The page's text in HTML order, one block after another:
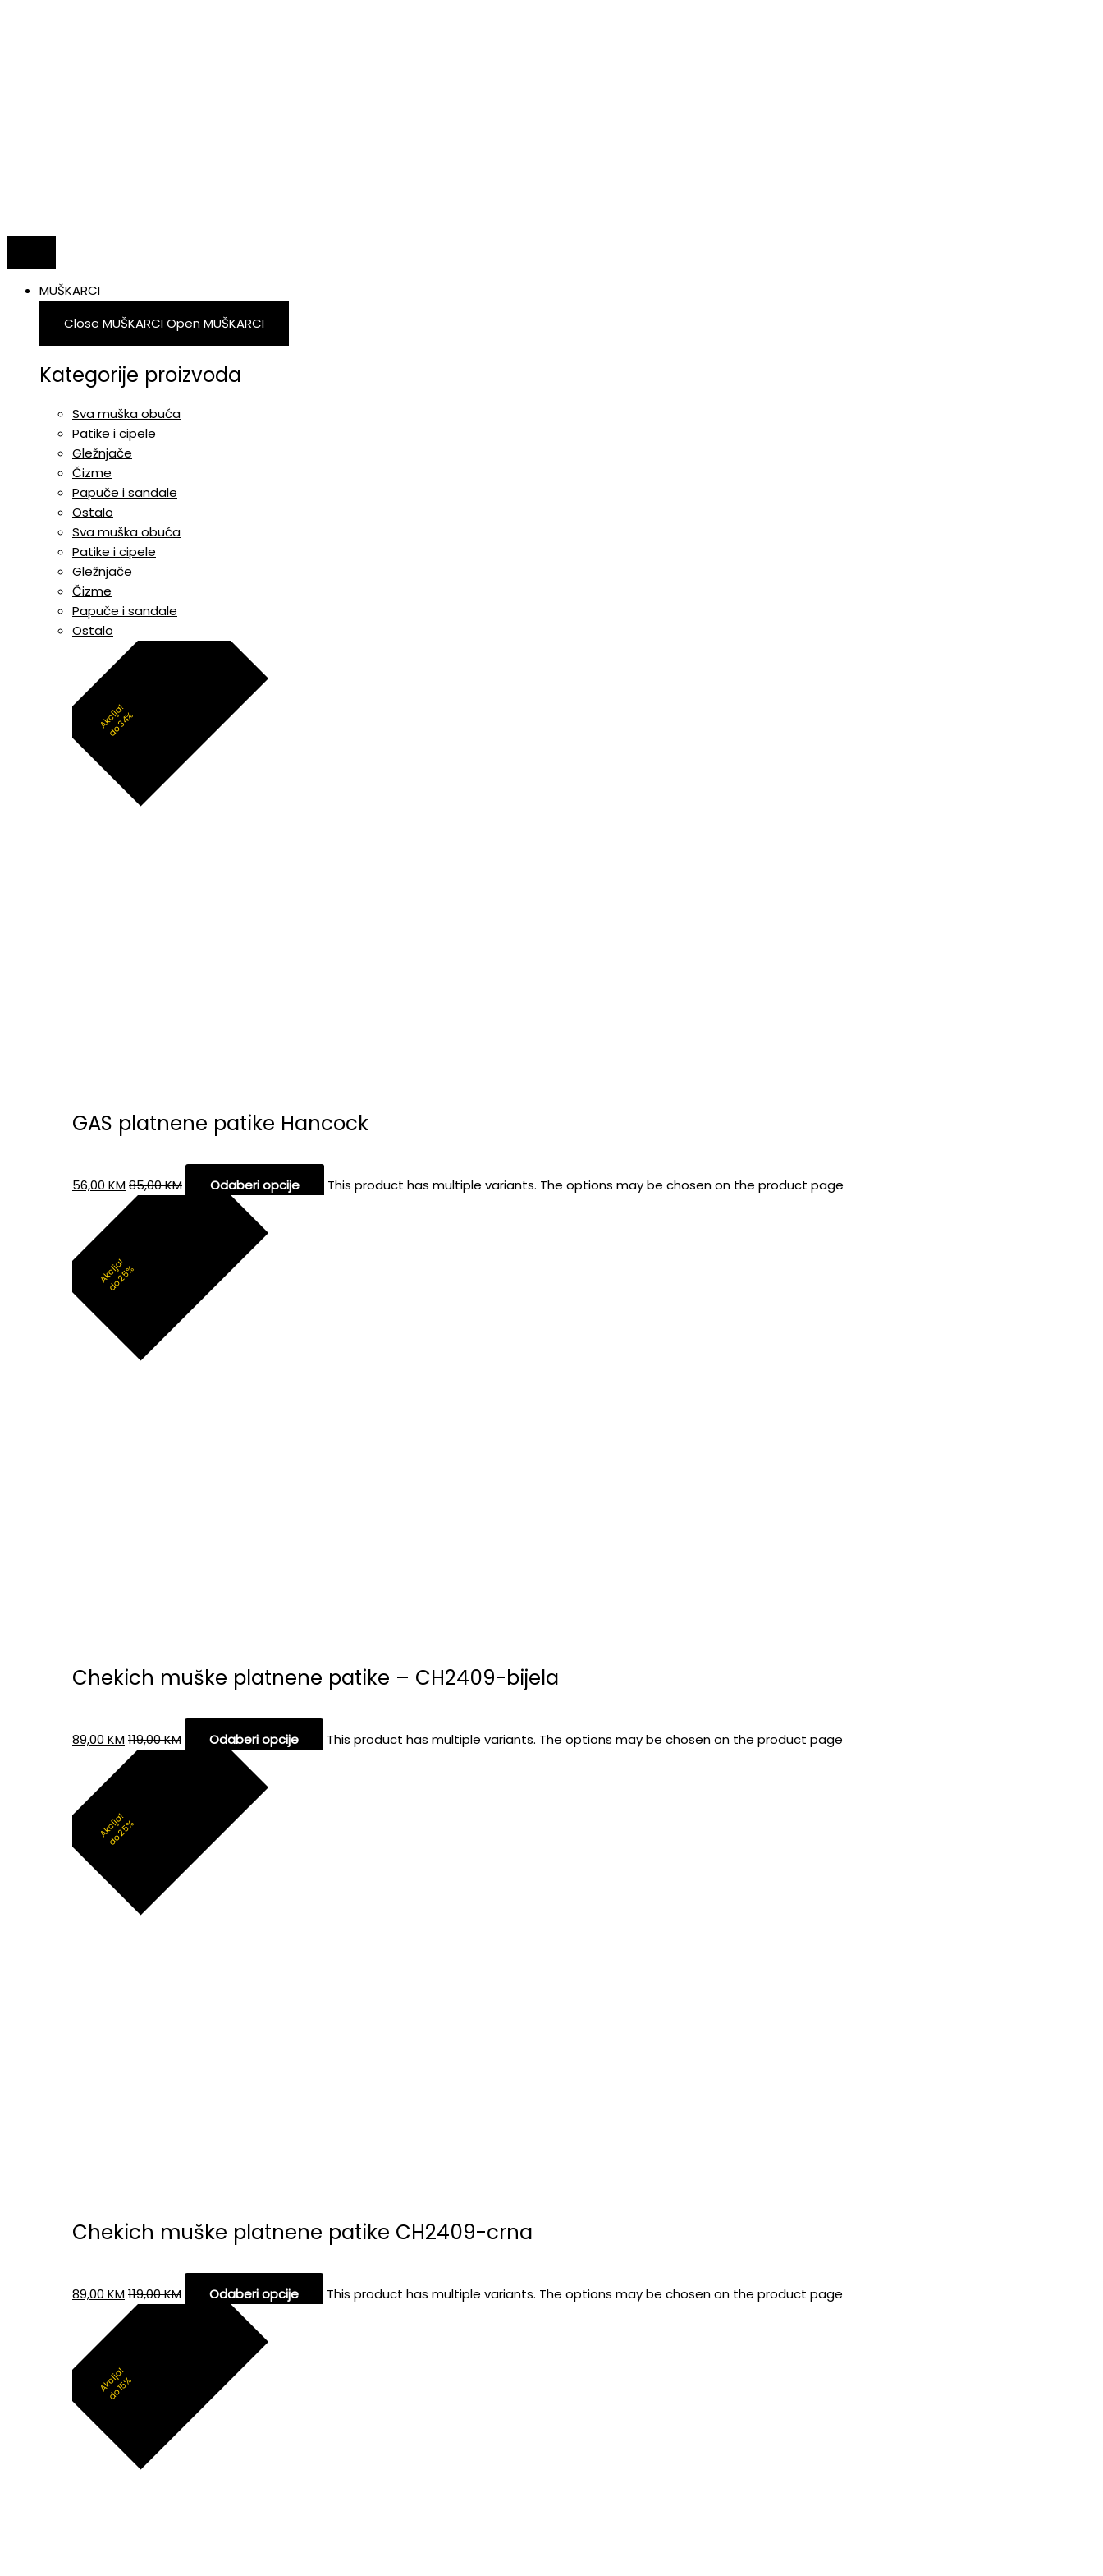
MUŠKARCI
Close MUŠKARCIOpen MUŠKARCI
Kategorije proizvoda
Sva muška obuća
Patike i cipele
Gležnjače
Čizme
Papuče i sandale
Ostalo
Sva muška obuća
Patike i cipele
Gležnjače
Čizme
Papuče i sandale
Ostalo
Akcija!
do 34%
GAS platnene patike Hancock
56,00 KM85,00KM Odaberi opcije This product has multiple variants. The options may be chosen on the product page
Akcija!
do 25%
Chekich muške platnene patike – CH2409-bijela
89,00 KM119,00KM Odaberi opcije This product has multiple variants. The options may be chosen on the product page
Akcija!
do 25%
Chekich muške platnene patike CH2409-crna
89,00 KM119,00KM Odaberi opcije This product has multiple variants. The options may be chosen on the product page
Akcija!
do 15%